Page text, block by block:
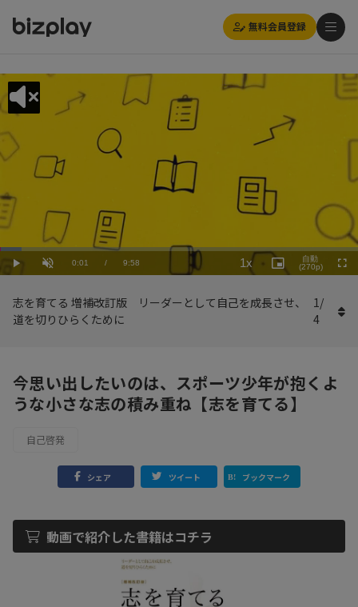
無料会員登録
Play UnmuteCurrent
0:01 / Duration
9:58
Loaded:
6.03%
1x
Playback
Rate
Picture-
in-
自動
(270p)
志を育てる 増補改訂版 リーダーとして自己を成長させ、
道を切りひらくために
1/
4
今思い出したいのは、スポーツ少年が抱くよ
うな小さな志の積み重ね【志を育てる】
自己啓発
シェア ツイート ブックマーク
動画で紹介した書籍はコチラ